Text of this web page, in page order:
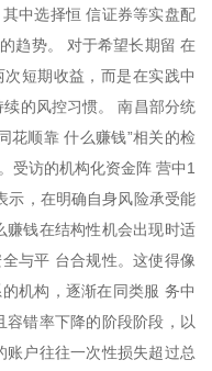
中选择恒 信证券等实盘配
趋势。 对于希望长期留 在
短期收益，而是在实践中
的风控习惯。 南昌部分统
花顺靠 什么赚钱”相关的检
受访的机构化资金阵 营中1
示，在明确自身风险承受能
赚钱在结构性机会出现时适
与平 台合规性。这使得像
机构，逐渐在同类服 务中
错率下降的阶段阶段，以
户往往一次性损失超过总